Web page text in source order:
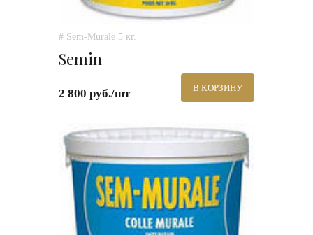
# Sem-Murale 5 кг.
Semin
2 800 руб./шт В КОРЗИНУ